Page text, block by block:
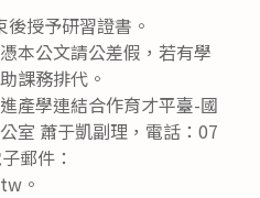
授予研習證書。
本公文請公差假，若有學
課務排代。
產學連結合作育才平臺-國
室 蕭于凱副理，電話：07
郵件：
。